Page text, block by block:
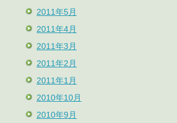
2011年5月
2011年4月
2011年3月
2011年2月
2011年1月
2010年10月
2010年9月